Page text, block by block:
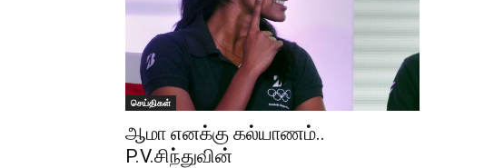
செய்திகள்
ஆமா எனக்கு கல்யாணம்..
P.V.சிந்துவின்